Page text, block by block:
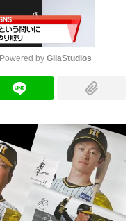
Powered by GliaStudios